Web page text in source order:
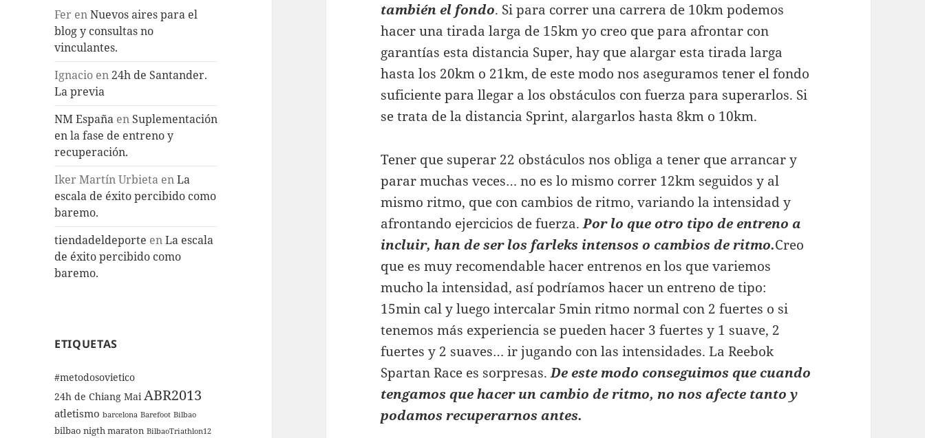
Fer enNuevos aires para el
blog y consultas no
vinculantes.
Ignacio en24h de Santander.
La previa
NM España en Suplementación
en la fase de entreno y
recuperación.
Iker Martín Urbieta enLa
escala de éxito percibido como
baremo.
tiendadeldeporte enLa escala
de éxito percibido como
baremo.
ETIQUETAS
#metodosovietico
24h de Chiang Mai ABR2013
atletismo barcelona Barefoot Bilbao
bilbao nigth maraton BilbaoTriathlon12
también el fondo. Si para correr una carrera de 10km podemos
hacer una tirada larga de 15km yo creo que para afrontar con
garantías esta distancia Super, hay que alargar esta tirada larga
hasta los 20km o 21km, de este modo nos aseguramos tener el fondo
suficiente para llegar a los obstáculos con fuerza para superarlos. Si
se trata de la distancia Sprint, alargarlos hasta 8km o 10km.
Tener que superar 22 obstáculos nos obliga a tener que arrancar y
parar muchas veces… no es lo mismo correr 12km seguidos y al
mismo ritmo, que con cambios de ritmo, variando la intensidad y
afrontando ejercicios de fuerza.Por lo que otro tipo de entreno a
incluir, han de ser los farleks intensos o cambios de ritmo.Creo
que es muy recomendable hacer entrenos en los que variemos
mucho la intensidad, así podríamos hacer un entreno de tipo:
15min cal y luego intercalar 5min ritmo normal con 2 fuertes o si
tenemos más experiencia se pueden hacer 3 fuertes y 1 suave, 2
fuertes y 2 suaves… ir jugando con las intensidades. La Reebok
Spartan Race es sorpresas.De este modo conseguimos que cuando
tengamos que hacer un cambio de ritmo, no nos afecte tanto y
podamos recuperarnos antes.